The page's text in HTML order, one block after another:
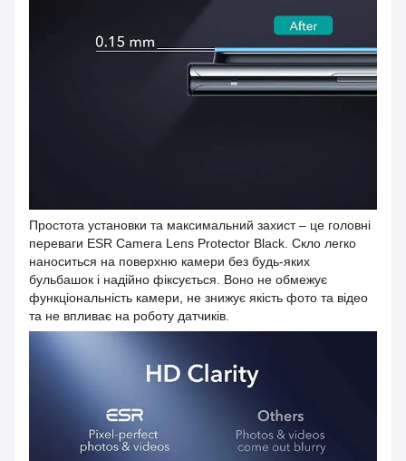
Простота установки та максимальний захист – це головні
переваги ESR Camera Lens Protector Black. Скло легко
наноситься на поверхню камери без будь-яких
бульбашок і надійно фіксується. Воно не обмежує
функціональність камери, не знижує якість фото та відео
та не впливає на роботу датчиків.